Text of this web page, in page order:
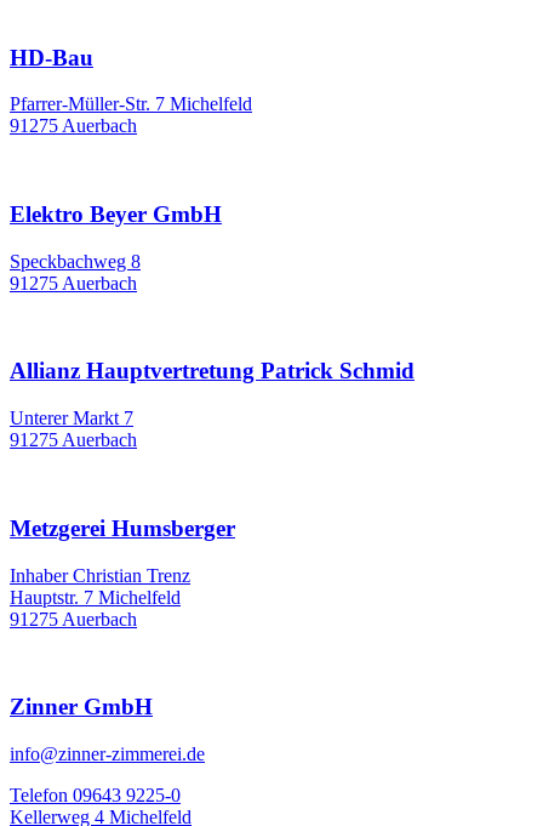
HD-Bau
Pfarrer-Müller-Str. 7 Michelfeld
91275 Auerbach
Elektro Beyer GmbH
Speckbachweg 8
91275 Auerbach
Allianz Hauptvertretung Patrick Schmid
Unterer Markt 7
91275 Auerbach
Metzgerei Humsberger
Inhaber Christian Trenz
Hauptstr. 7 Michelfeld
91275 Auerbach
Zinner GmbH
info@zinner-zimmerei.de
Telefon 09643 9225-0
Kellerweg 4 Michelfeld